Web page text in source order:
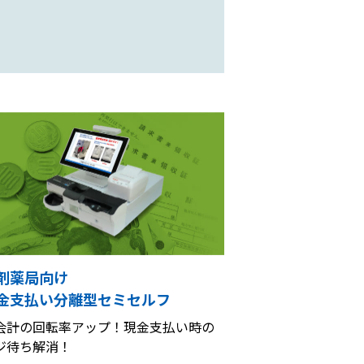
薬局向け
支払い分離型セミセルフ
計の回転率アップ！現金支払い時の
待ち解消！